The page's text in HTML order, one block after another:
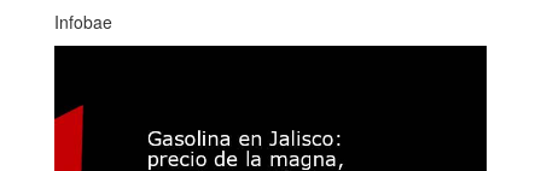
Infobae